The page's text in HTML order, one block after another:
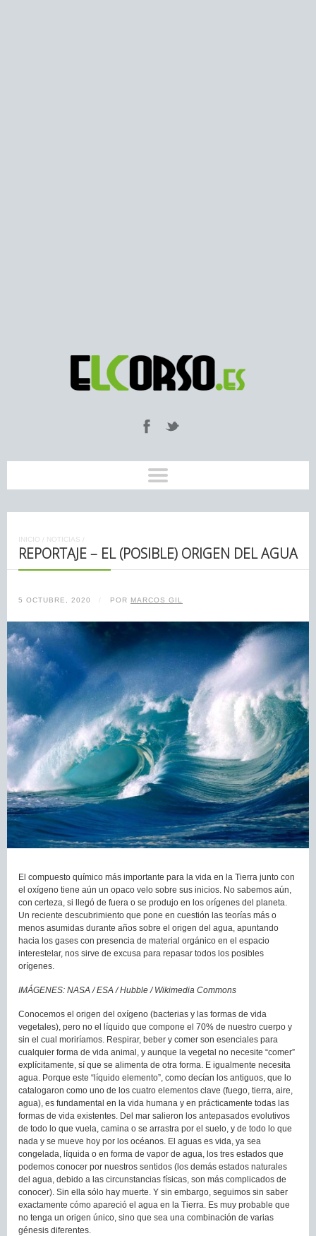
INICIO / NOTICIAS /
REPORTAJE – EL (POSIBLE) ORIGEN DEL AGUA
5 OCTUBRE, 2020 / POR MARCOS GIL
El compuesto químico más importante para la vida en la Tierra junto con
el oxígeno tiene aún un opaco velo sobre sus inicios. No sabemos aún,
con certeza, si llegó de fuera o se produjo en los orígenes del planeta.
Un reciente descubrimiento que pone en cuestión las teorías más o
menos asumidas durante años sobre el origen del agua, apuntando
hacia los gases con presencia de material orgánico en el espacio
interestelar, nos sirve de excusa para repasar todos los posibles
orígenes.
IMÁGENES: NASA / ESA / Hubble / Wikimedia Commons
Conocemos el origen del oxígeno (bacterias y las formas de vida
vegetales), pero no el líquido que compone el 70% de nuestro cuerpo y
sin el cual moriríamos. Respirar, beber y comer son esenciales para
cualquier forma de vida animal, y aunque la vegetal no necesite “comer”
explícitamente, sí que se alimenta de otra forma. E igualmente necesita
agua. Porque este “líquido elemento”, como decían los antiguos, que lo
catalogaron como uno de los cuatro elementos clave (fuego, tierra, aire,
agua), es fundamental en la vida humana y en prácticamente todas las
formas de vida existentes. Del mar salieron los antepasados evolutivos
de todo lo que vuela, camina o se arrastra por el suelo, y de todo lo que
nada y se mueve hoy por los océanos. El aguas es vida, ya sea
congelada, líquida o en forma de vapor de agua, los tres estados que
podemos conocer por nuestros sentidos (los demás estados naturales
del agua, debido a las circunstancias físicas, son más complicados de
conocer). Sin ella sólo hay muerte. Y sin embargo, seguimos sin saber
exactamente cómo apareció el agua en la Tierra. Es muy probable que
no tenga un origen único, sino que sea una combinación de varias
génesis diferentes.